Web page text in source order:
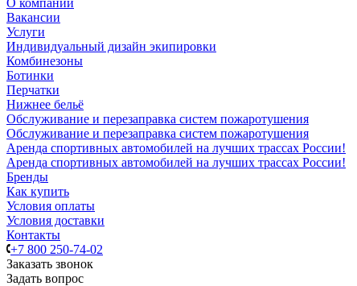
О компании
Вакансии
Услуги
Индивидуальный дизайн экипировки
Комбинезоны
Ботинки
Перчатки
Нижнее бельё
Обслуживание и перезаправка систем пожаротушения
Обслуживание и перезаправка систем пожаротушения
Аренда спортивных автомобилей на лучших трассах России!
Аренда спортивных автомобилей на лучших трассах России!
Бренды
Как купить
Условия оплаты
Условия доставки
Контакты
+7 800 250-74-02
Заказать звонок
Задать вопрос